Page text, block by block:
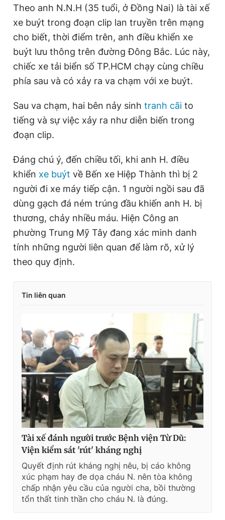
Theo anh N.N.H (35 tuổi, ở Đồng Nai) là tài xế
xe buýt trong đoạn clip lan truyền trên mạng
cho biết, thời điểm trên, anh điều khiển xe
buýt lưu thông trên đường Đông Bắc. Lúc này,
chiếc xe tải biển số TP.HCM chạy cùng chiều
phía sau và có xảy ra va chạm với xe buýt.
Sau va chạm, hai bên nảy sinh tranh cãi to
tiếng và sự việc xảy ra như diễn biến trong
đoạn clip.
Đáng chú ý, đến chiều tối, khi anh H. điều
khiển xe buýt về Bến xe Hiệp Thành thì bị 2
người đi xe máy tiếp cận. 1 người ngồi sau đã
dùng gạch đá ném trúng đầu khiến anh H. bị
thương, chảy nhiều máu. Hiện Công an
phường Trung Mỹ Tây đang xác minh danh
tính những người liên quan để làm rõ, xử lý
theo quy định.
Tin liên quan
Tài xế đánh người trước Bệnh viện Từ Dũ:
Viện kiểm sát 'rút' kháng nghị
Quyết định rút kháng nghị nêu, bị cáo không
xúc phạm hay đe dọa cháu N. nên tòa không
chấp nhận yêu cầu của người cha, bồi thường
tổn thất tinh thần cho cháu N. là đúng.